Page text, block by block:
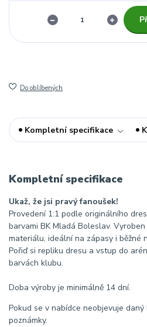
Do oblíbených
Kompletní specifikace
Kompletní specifikace
Ukaž, že jsi pravý fanoušek!
Provedení 1:1 podle originálního
barvami BK Mladá Boleslav.
materiálu, ideální na zápasy i běžné
Pořiď si repliku dresu a vstup do
barvách klubu.
Doba výroby je minimálně 14 dní.
Pokud se v nabídce neobjevuje
poznámky.